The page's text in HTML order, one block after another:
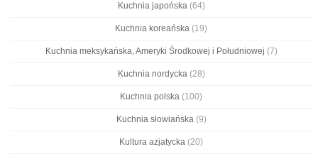
Kuchnia japońska(64)
Kuchnia koreańska (19)
Kuchnia meksykańska, Ameryki Środkowej i Południowej (7)
Kuchnia nordycka(28)
Kuchnia polska (100)
Kuchnia słowiańska(9)
Kultura azjatycka (20)